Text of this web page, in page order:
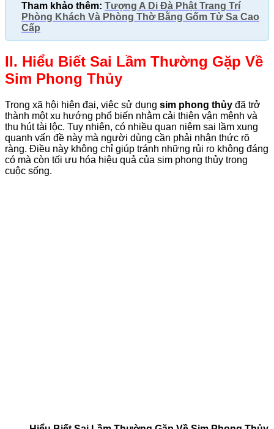
Tham khảo thêm: Tượng A Di Đà Phật Trang Trí
Phòng Khách Và Phòng Thờ Bằng Gốm Tử Sa Cao
Cấp
II. Hiểu Biết Sai Lầm Thường Gặp Về
Sim Phong Thủy
Trong xã hội hiện đại, việc sử dụng sim phong thủy đã trở
thành một xu hướng phổ biến nhằm cải thiện vận mệnh và
thu hút tài lộc. Tuy nhiên, có nhiều quan niệm sai lầm xung
quanh vấn đề này mà người dùng cần phải nhận thức rõ
ràng. Điều này không chỉ giúp tránh những rủi ro không đáng
có mà còn tối ưu hóa hiệu quả của sim phong thủy trong
cuộc sống.